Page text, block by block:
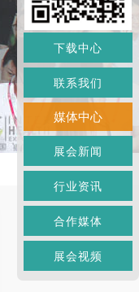
下载中心
联系我们
媒体中心
展会新闻
行业资讯
合作媒体
展会视频